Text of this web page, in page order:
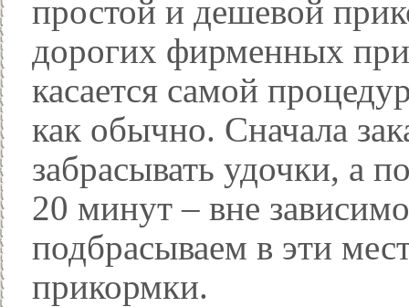
простой и дешевой
дорогих фирменных
касается самой
как обычно. Сначала
забрасывать удочки, а
20 минут – вне
подбрасываем в эти
прикормки.